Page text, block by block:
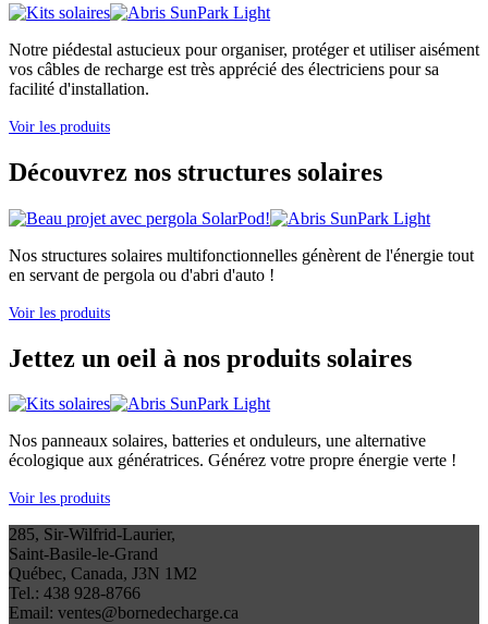
Notre piédestal astucieux pour organiser, protéger et utiliser aisément
vos câbles de recharge est très apprécié des électriciens pour sa
facilité d'installation.
Voir les produits
Découvrez nos structures solaires
Nos structures solaires multifonctionnelles génèrent de l'énergie tout
en servant de pergola ou d'abri d'auto !
Voir les produits
Jettez un oeil à nos produits solaires
Nos panneaux solaires, batteries et onduleurs, une alternative
écologique aux génératrices. Générez votre propre énergie verte !
Voir les produits
285, Sir-Wilfrid-Laurier,
Saint-Basile-le-Grand
Québec, Canada, J3N 1M2
Tel.: 438 928-8766
Email: ventes@bornedecharge.ca